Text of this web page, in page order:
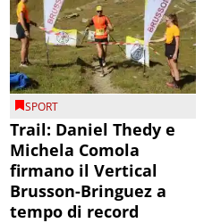
SPORT
Trail: Daniel Thedy e
Michela Comola
firmano il Vertical
Brusson-Bringuez a
tempo di record